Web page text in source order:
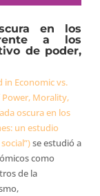
en los
a los
de poder,
in Economic vs.
Morality,
oscura en los
un estudio
se estudió a
como
de la